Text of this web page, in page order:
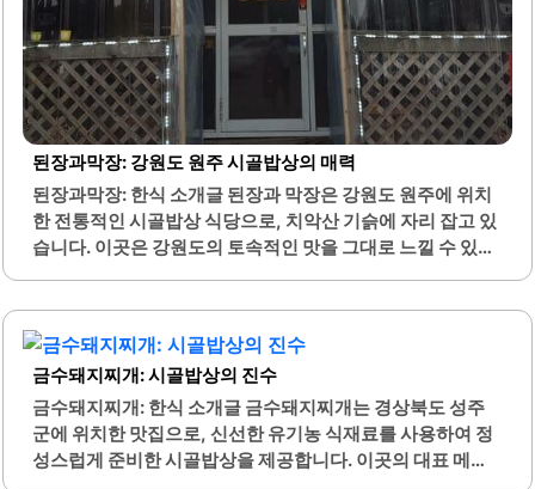
된장과막장: 강원도 원주 시골밥상의 매력
된장과막장: 한식 소개글 된장과 막장은 강원도 원주에 위치
한 전통적인 시골밥상 식당으로, 치악산 기슭에 자리 잡고 있
습니다. 이곳은 강원도의 토속적인 맛을 그대로 느낄 수 있는
들의 사랑을 받고 있습니다.더덕구이는 양념보다 더덕 본연
의 맛을 강조하여, 시골 음식의 진수를 보여줍니다. 식당에서
는 정갈하게 차려진 밑반찬이 제공되며, 각각의 반찬들은 고
유의 맛을 가지고 있어 식사를 더욱 풍성하게 만들어 줍니다.
또한, 바로 지어지는 솥밥은 따뜻하고 맛이 좋으며, 숭늉은
고소한 맛으로 입안을 깔끔하게 정리해 줍니다.이곳은 가족
금수돼지찌개: 시골밥상의 진수
금수돼지찌개: 한식 소개글 금수돼지찌개는 경상북도 성주
군에 위치한 맛집으로, 신선한 유기농 식재료를 사용하여 정
성스럽게 준비한 시골밥상을 제공합니다. 이곳의 대표 메뉴